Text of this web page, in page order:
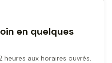
en quelques
heures aux horaires ouvrés.